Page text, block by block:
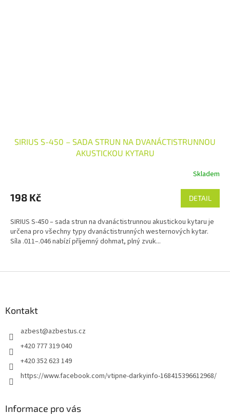
SIRIUS S-450 – SADA STRUN NA DVANÁCTISTRUNNOU
AKUSTICKOU KYTARU
Skladem
198 Kč DETAIL
SIRIUS S-450 – sada strun na dvanáctistrunnou akustickou kytaru je
určena pro všechny typy dvanáctistrunných westernových kytar.
Síla .011–.046 nabízí příjemný dohmat, plný zvuk...
Kontakt
azbest@azbestus.cz
+420 777 319 040
+420 352 623 149
https://www.facebook.com/vtipne-darkyinfo-168415396612968/
Informace pro vás